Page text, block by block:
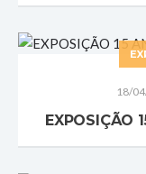
18/
EXPOSIÇÃO